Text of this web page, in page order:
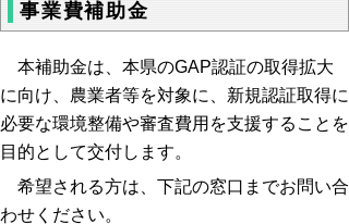
事業費補助金
本補助金は、本県のGAP認証の取得拡大
に向け、農業者等を対象に、新規認証取得に
必要な環境整備や審査費用を支援することを
目的として交付します。
希望される方は、下記の窓口までお問い合
わせください。